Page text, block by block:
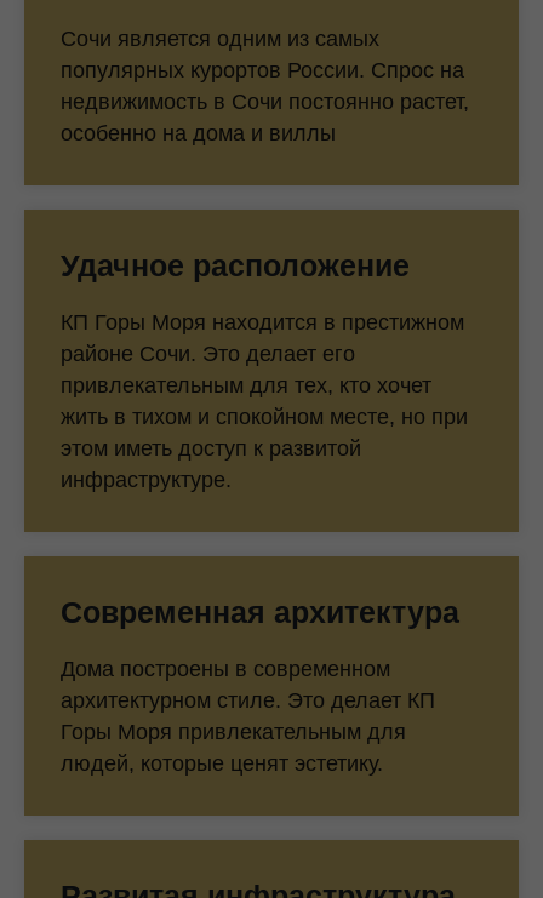
Сочи является одним из самых
популярных курортов России. Спрос на
недвижимость в Сочи постоянно растет,
особенно на дома и виллы
Удачное расположение
КП Горы Моря находится в престижном
районе Сочи. Это делает его
привлекательным для тех, кто хочет
жить в тихом и спокойном месте, но при
этом иметь доступ к развитой
инфраструктуре.
Современная архитектура
Дома построены в современном
архитектурном стиле. Это делает КП
Горы Моря привлекательным для
людей, которые ценят эстетику.